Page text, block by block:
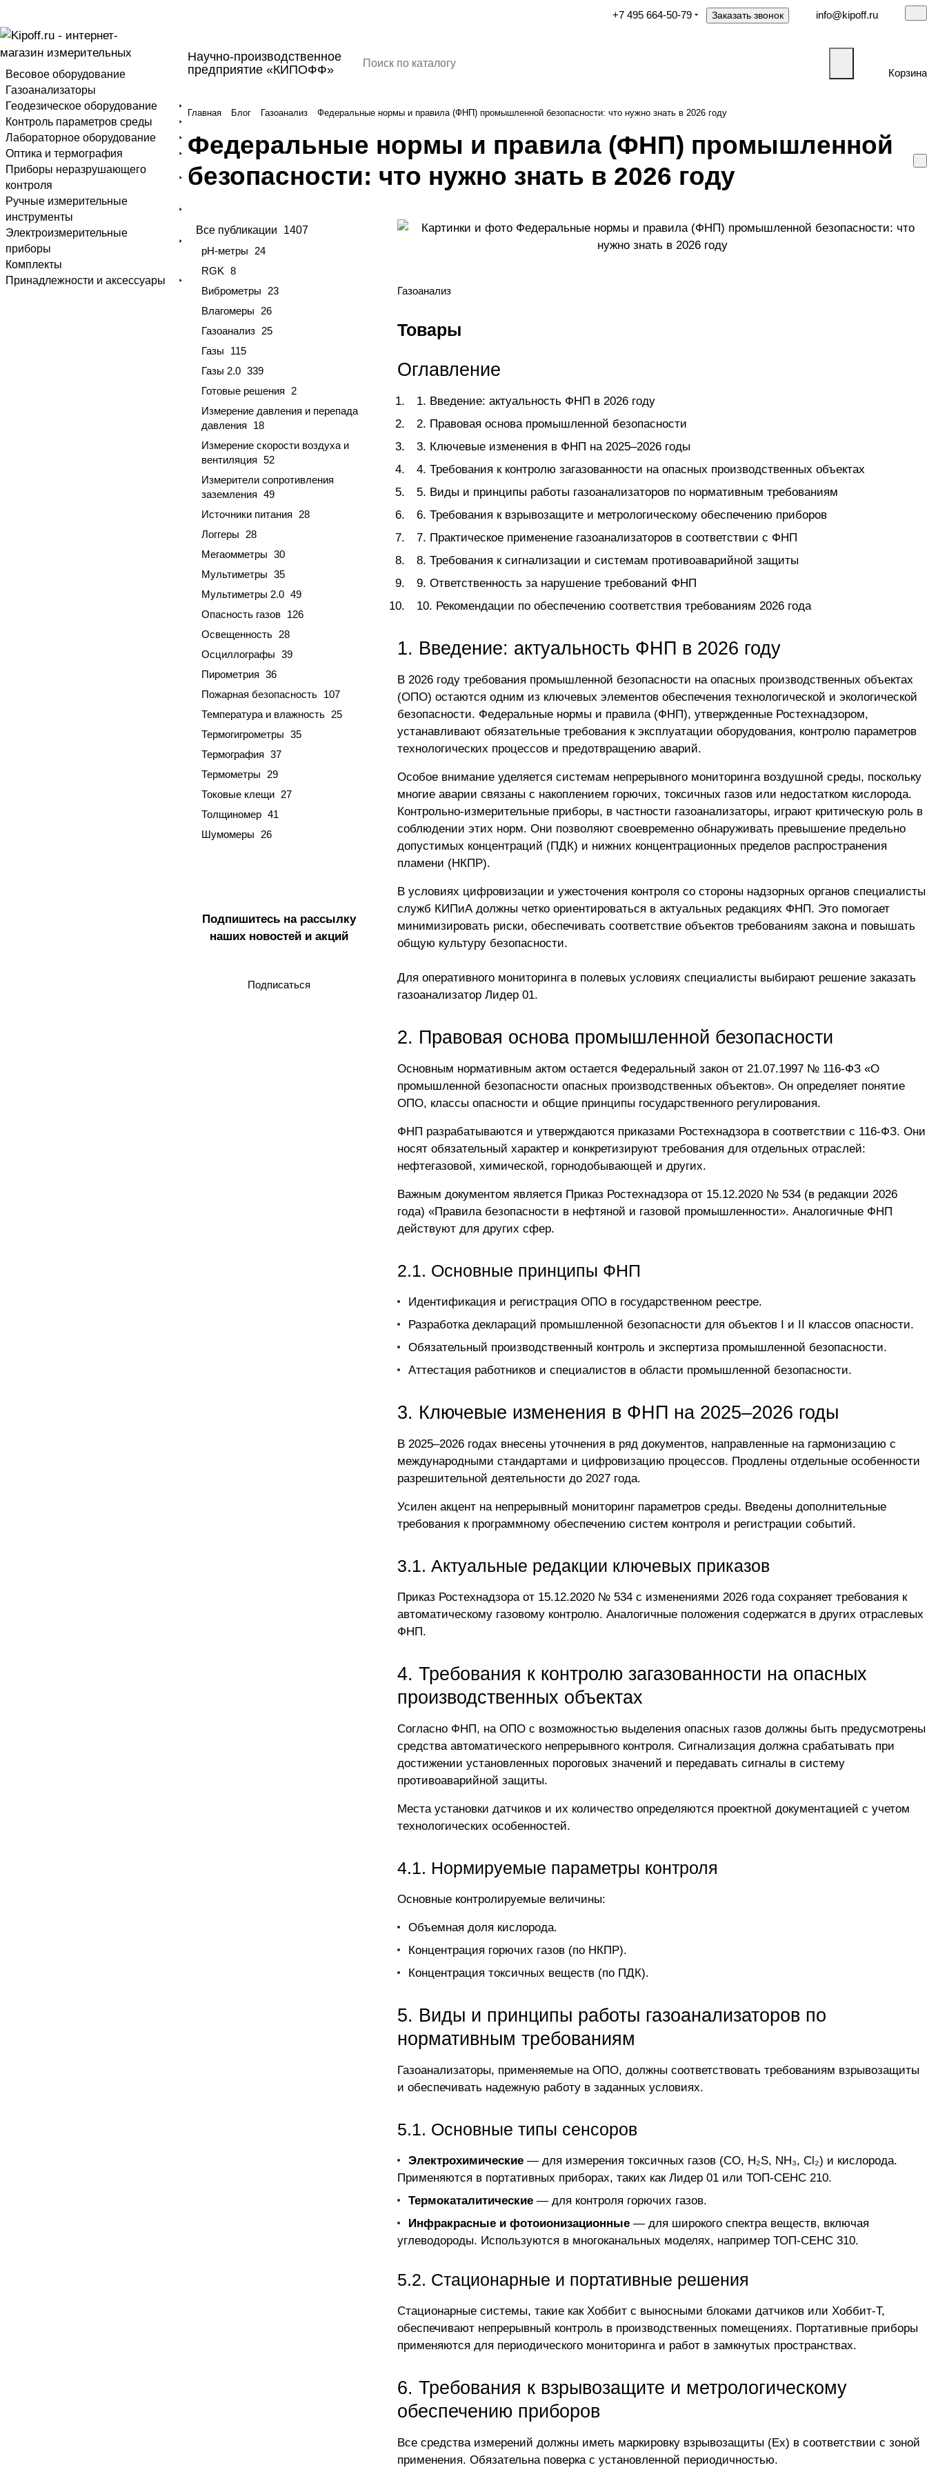
+7 495 664-50-79 Заказать звонок info@kipoff.ru
Научно-производственное
предприятие «КИПОФФ»
Корзина
Главная Блог Газоанализ Федеральные нормы и правила (ФНП) промышленной безопасности: что нужно знать в 2026 году
Федеральные нормы и правила (ФНП) промышленной
безопасности: что нужно знать в 2026 году
Газоанализ
Товары
Оглавление
1. Введение: актуальность ФНП в 2026 году
2. Правовая основа промышленной безопасности
3. Ключевые изменения в ФНП на 2025–2026 годы
4. Требования к контролю загазованности на опасных производственных объектах
5. Виды и принципы работы газоанализаторов по нормативным требованиям
6. Требования к взрывозащите и метрологическому обеспечению приборов
7. Практическое применение газоанализаторов в соответствии с ФНП
8. Требования к сигнализации и системам противоаварийной защиты
9. Ответственность за нарушение требований ФНП
10. Рекомендации по обеспечению соответствия требованиям 2026 года
1. Введение: актуальность ФНП в 2026 году
В 2026 году требования промышленной безопасности на опасных производственных объектах
(ОПО) остаются одним из ключевых элементов обеспечения технологической и экологической
безопасности. Федеральные нормы и правила (ФНП), утвержденные Ростехнадзором,
устанавливают обязательные требования к эксплуатации оборудования, контролю параметров
технологических процессов и предотвращению аварий.
Особое внимание уделяется системам непрерывного мониторинга воздушной среды, поскольку
многие аварии связаны с накоплением горючих, токсичных газов или недостатком кислорода.
Контрольно-измерительные приборы, в частности газоанализаторы, играют критическую роль в
соблюдении этих норм. Они позволяют своевременно обнаруживать превышение предельно
допустимых концентраций (ПДК) и нижних концентрационных пределов распространения
пламени (НКПР).
В условиях цифровизации и ужесточения контроля со стороны надзорных органов специалисты
служб КИПиА должны четко ориентироваться в актуальных редакциях ФНП. Это помогает
минимизировать риски, обеспечивать соответствие объектов требованиям закона и повышать
общую культуру безопасности.
Для оперативного мониторинга в полевых условиях специалисты выбирают решение заказать
газоанализатор Лидер 01.
2. Правовая основа промышленной безопасности
Основным нормативным актом остается Федеральный закон от 21.07.1997 № 116-ФЗ «О
промышленной безопасности опасных производственных объектов». Он определяет понятие
ОПО, классы опасности и общие принципы государственного регулирования.
ФНП разрабатываются и утверждаются приказами Ростехнадзора в соответствии с 116-ФЗ. Они
носят обязательный характер и конкретизируют требования для отдельных отраслей:
нефтегазовой, химической, горнодобывающей и других.
Важным документом является Приказ Ростехнадзора от 15.12.2020 № 534 (в редакции 2026
года) «Правила безопасности в нефтяной и газовой промышленности». Аналогичные ФНП
действуют для других сфер.
2.1. Основные принципы ФНП
Идентификация и регистрация ОПО в государственном реестре.
Разработка деклараций промышленной безопасности для объектов I и II классов опасности.
Обязательный производственный контроль и экспертиза промышленной безопасности.
Аттестация работников и специалистов в области промышленной безопасности.
3. Ключевые изменения в ФНП на 2025–2026 годы
В 2025–2026 годах внесены уточнения в ряд документов, направленные на гармонизацию с
международными стандартами и цифровизацию процессов. Продлены отдельные особенности
разрешительной деятельности до 2027 года.
Усилен акцент на непрерывный мониторинг параметров среды. Введены дополнительные
требования к программному обеспечению систем контроля и регистрации событий.
3.1. Актуальные редакции ключевых приказов
Приказ Ростехнадзора от 15.12.2020 № 534 с изменениями 2026 года сохраняет требования к
автоматическому газовому контролю. Аналогичные положения содержатся в других отраслевых
ФНП.
4. Требования к контролю загазованности на опасных
производственных объектах
Согласно ФНП, на ОПО с возможностью выделения опасных газов должны быть предусмотрены
средства автоматического непрерывного контроля. Сигнализация должна срабатывать при
достижении установленных пороговых значений и передавать сигналы в систему
противоаварийной защиты.
Места установки датчиков и их количество определяются проектной документацией с учетом
технологических особенностей.
4.1. Нормируемые параметры контроля
Основные контролируемые величины:
Объемная доля кислорода.
Концентрация горючих газов (по НКПР).
Концентрация токсичных веществ (по ПДК).
5. Виды и принципы работы газоанализаторов по
нормативным требованиям
Газоанализаторы, применяемые на ОПО, должны соответствовать требованиям взрывозащиты
и обеспечивать надежную работу в заданных условиях.
5.1. Основные типы сенсоров
Электрохимические — для измерения токсичных газов (СО, H₂S, NH₃, Cl₂) и кислорода.
Применяются в портативных приборах, таких как Лидер 01 или ТОП-СЕНС 210.
Термокаталитические — для контроля горючих газов.
Инфракрасные и фотоионизационные — для широкого спектра веществ, включая
углеводороды. Используются в многоканальных моделях, например ТОП-СЕНС 310.
5.2. Стационарные и портативные решения
Стационарные системы, такие как Хоббит с выносными блоками датчиков или Хоббит-Т,
обеспечивают непрерывный контроль в производственных помещениях. Портативные приборы
применяются для периодического мониторинга и работ в замкнутых пространствах.
6. Требования к взрывозащите и метрологическому
обеспечению приборов
Все средства измерений должны иметь маркировку взрывозащиты (Ex) в соответствии с зоной
применения. Обязательна поверка с установленной периодичностью.
Все публикации
1407
pH-метры
24
RGK 8
Виброметры
23
Влагомеры
26
Газоанализ 25
Газы
115
Газы 2.0 339
Готовые решения
2
Измерение давления и перепада
давления
18
Измерение скорости воздуха и
вентиляция 52
Измерители сопротивления
заземления 49
Источники питания
28
Логгеры
28
Мегаомметры 30
Мультиметры 35
Мультиметры 2.0 49
Опасность газов 126
Освещенность 28
Осциллографы 39
Пирометрия 36
Пожарная безопасность 107
Температура и влажность 25
Термогигрометры 35
Термография 37
Термометры
29
Токовые клещи 27
Толщиномер 41
Шумомеры
26
Подпишитесь на рассылку
наших новостей и акций
Подписаться
Весовое оборудование
Газоанализаторы
Геодезическое оборудование
Контроль параметров среды
Лабораторное оборудование
Оптика и термография
Приборы неразрушающего
контроля
Ручные измерительные
инструменты
Электроизмерительные
приборы
Комплекты
Принадлежности и аксессуары